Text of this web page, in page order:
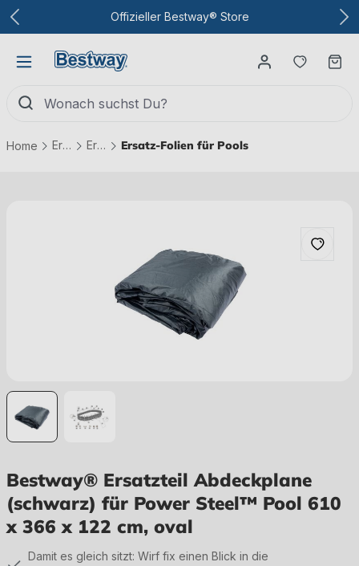
Zum Hauptinhalt Offizieller Bestway® Store
Du
Home Ersatzteile Ersatzteile Pools Ersatz-Folien für Pools
Bestway® Ersatzteil Abdeckplane
(schwarz) für Power Steel™ Pool 610
x 366 x 122 cm, oval
Damit es gleich sitzt: Wirf fix einen Blick in die